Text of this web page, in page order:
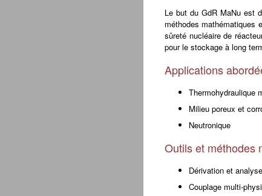
Le but du GdR MaNu est
méthodes mathématiques
sûreté nucléaire de
pour le stockage à long
Applications
Thermohydraulique
Milieu poreux et
Neutronique
Outils et méthodes
Dérivation et
Couplage multi-